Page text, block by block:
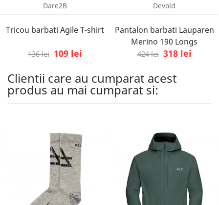
Dare2B
Tricou barbati Agile T-shirt
136 lei 109 lei
Devold
Pantalon barbati Lauparen
Merino 190 Longs
424 lei 318 lei
Clientii care au cumparat acest
produs au mai cumparat si: